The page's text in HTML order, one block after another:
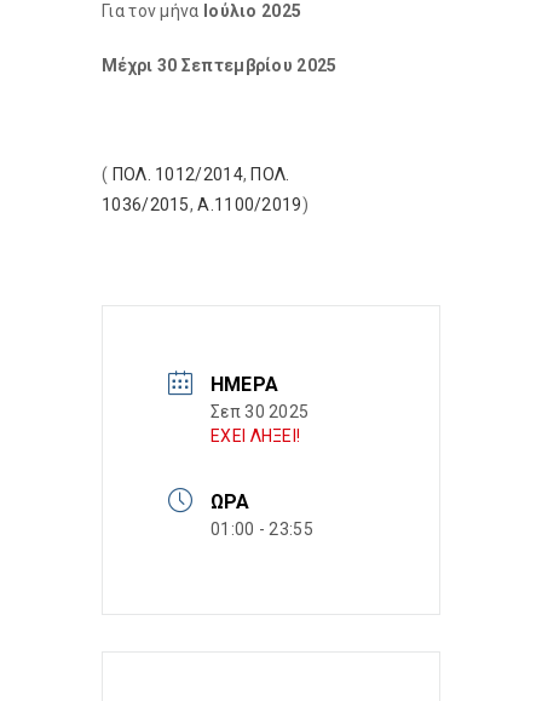
Για τον μήνα Ιούλιο 2025
Μέχρι 30 Σεπτεμβρίου 2025
( ΠΟΛ. 1012/2014, ΠΟΛ.
1036/2015,Α.1100/2019)
ΗΜΈΡΑ
Σεπ 30 2025
ΕΧΕΙ ΛΗΞΕΙ!
ΏΡΑ
01:00 - 23:55